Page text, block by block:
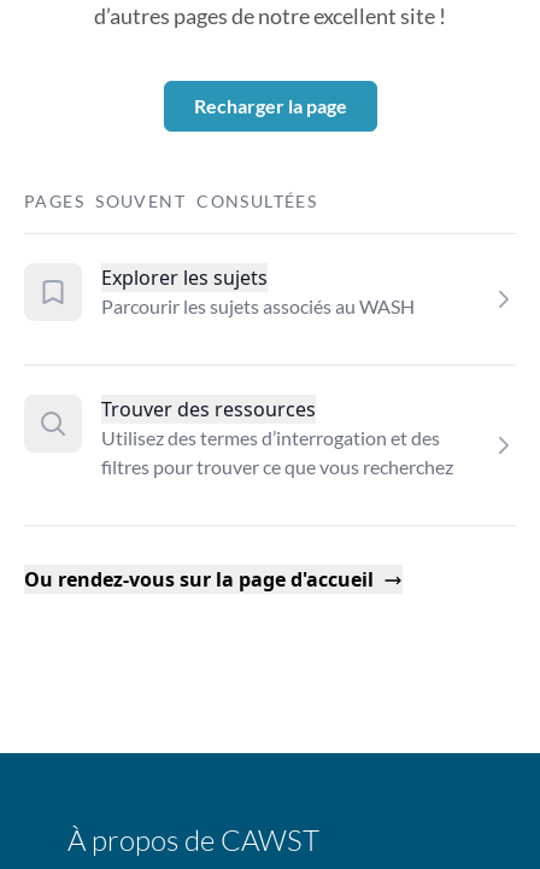
d’autres pages de notre excellent site !
Recharger la page
PAGES SOUVENT CONSULTÉES
Explorer les sujets
Parcourir les sujets associés au WASH
Trouver des ressources
Utilisez des termes d’interrogation et des
filtres pour trouver ce que vous recherchez
Ou rendez-vous sur la page d'accueil
À propos de CAWST